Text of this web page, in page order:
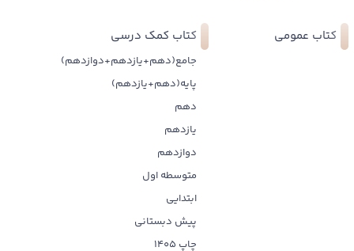
کتاب عمومی کتاب کمک درسی
جامع(دهم+یازدهم+دوازدهم)
پایه(دهم+یازدهم)
دهم
یازدهم
دوازدهم
متوسطه اول
ابتدایی
پیش دبستانی
چاپ 1405